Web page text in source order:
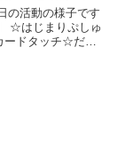
い療育
の活動の様子です
☆はじまりぷしゅ
ードタッチ☆だる